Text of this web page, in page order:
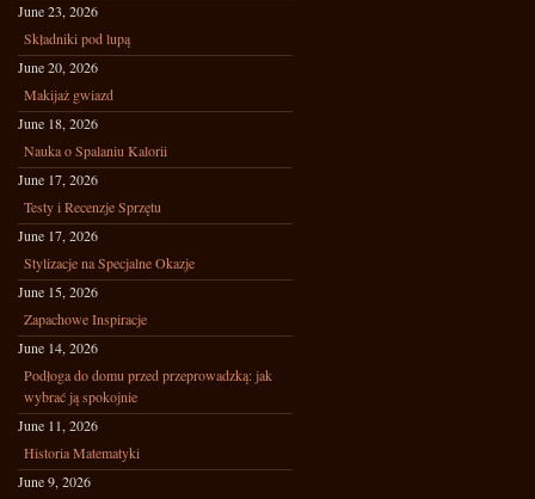
June 23, 2026
Składniki pod lupą
June 20, 2026
Makijaż gwiazd
June 18, 2026
Nauka o Spalaniu Kalorii
June 17, 2026
Testy i Recenzje Sprzętu
June 17, 2026
Stylizacje na Specjalne Okazje
June 15, 2026
Zapachowe Inspiracje
June 14, 2026
Podłoga do domu przed przeprowadzką: jak
wybrać ją spokojnie
June 11, 2026
Historia Matematyki
June 9, 2026